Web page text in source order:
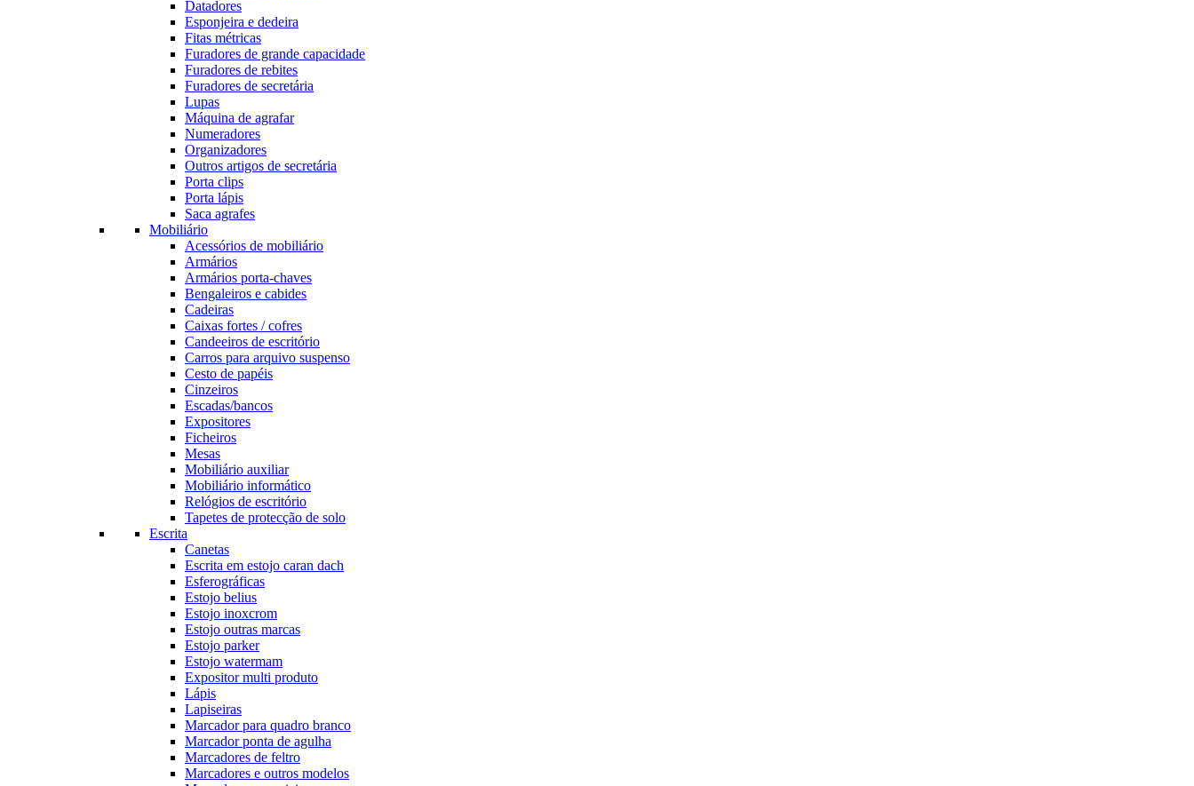
Datadores
Esponjeira e dedeira
Fitas métricas
Furadores de grande capacidade
Furadores de rebites
Furadores de secretária
Lupas
Máquina de agrafar
Numeradores
Organizadores
Outros artigos de secretária
Porta clips
Porta lápis
Saca agrafes
Mobiliário
Acessórios de mobiliário
Armários
Armários porta-chaves
Bengaleiros e cabides
Cadeiras
Caixas fortes / cofres
Candeeiros de escritório
Carros para arquivo suspenso
Cesto de papéis
Cinzeiros
Escadas/bancos
Expositores
Ficheiros
Mesas
Mobiliário auxiliar
Mobiliário informático
Relógios de escritório
Tapetes de protecção de solo
Escrita
Canetas
Escrita em estojo caran dach
Esferográficas
Estojo belius
Estojo inoxcrom
Estojo outras marcas
Estojo parker
Estojo watermam
Expositor multi produto
Lápis
Lapiseiras
Marcador para quadro branco
Marcador ponta de agulha
Marcadores de feltro
Marcadores e outros modelos